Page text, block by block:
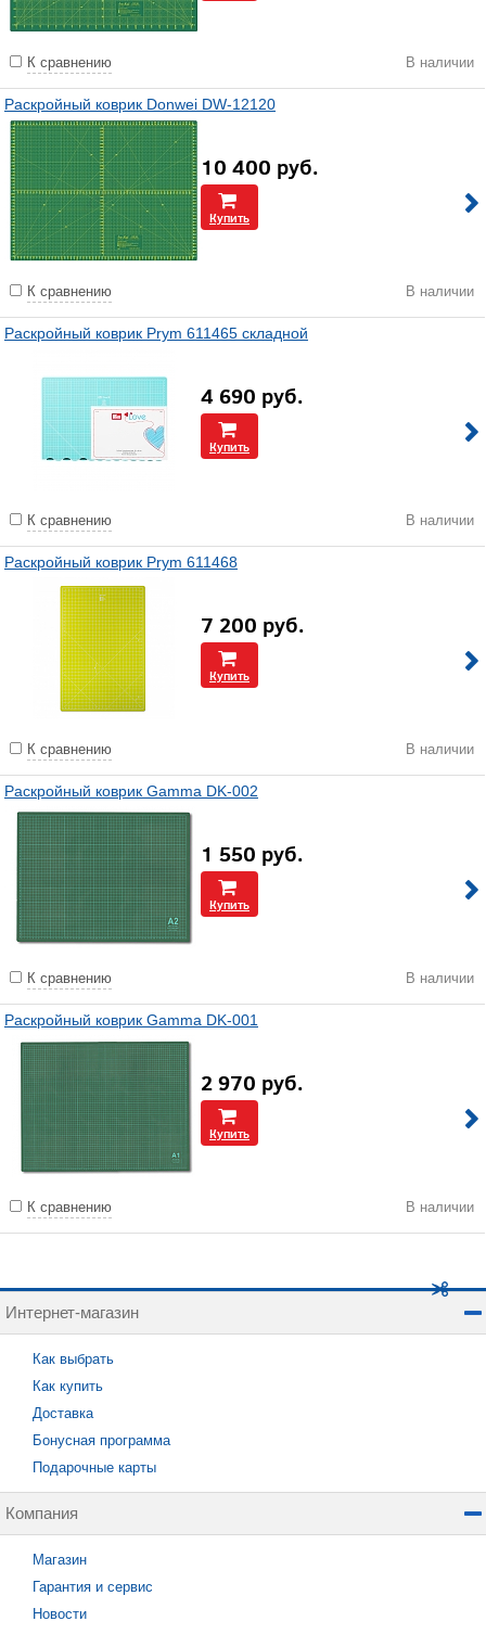
К сравнению В наличии
Раскройный коврик Donwei DW-12120
10 400 руб.
Купить
К сравнению В наличии
Раскройный коврик Prym 611465 складной
4 690 руб.
Купить
К сравнению В наличии
Раскройный коврик Prym 611468
7 200 руб.
Купить
К сравнению В наличии
Раскройный коврик Gamma DK-002
1 550 руб.
Купить
К сравнению В наличии
Раскройный коврик Gamma DK-001
2 970 руб.
Купить
К сравнению В наличии
Интернет-магазин
Как выбрать
Как купить
Доставка
Бонусная программа
Подарочные карты
Компания
Магазин
Гарантия и сервис
Новости